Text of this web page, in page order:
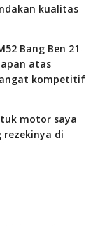
kualitas
Bang Ben 21
atas
kompetitif
motor saya
di